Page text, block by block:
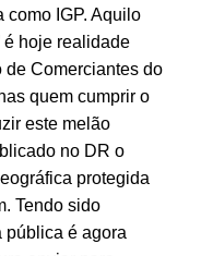
como IGP. Aquilo
é hoje realidade
de Comerciantes do
quem cumprir o
este melão
no DR o
protegida
Tendo sido
pública é agora